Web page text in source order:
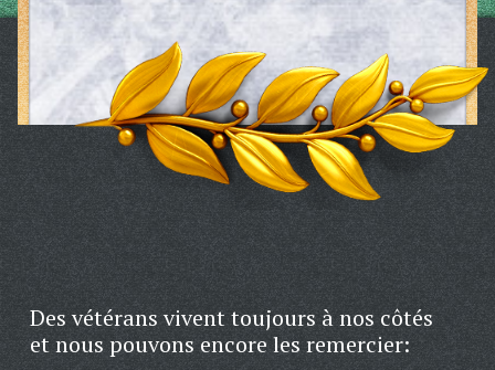
Des vétérans vivent toujours à nos côtés
et nous pouvons encore les remercier: